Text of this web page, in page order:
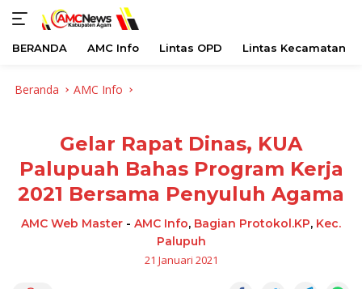
BERANDA AMC Info Lintas OPD Lintas Kecamatan
Beranda AMC Info
Gelar Rapat Dinas, KUA
Palupuah Bahas Program Kerja
2021 Bersama Penyuluh Agama
AMC Web Master - AMC Info, Bagian Protokol.KP, Kec.
Palupuh
21 Januari 2021